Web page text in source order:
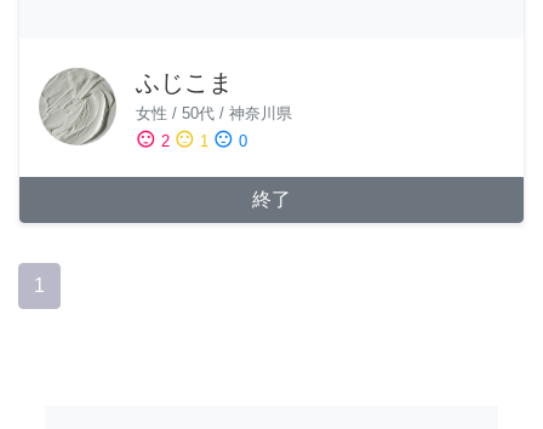
ふじこま
女性 / 50代 / 神奈川県
sentiment_satisfied 2 sentiment_neutral 1 sentiment_dissatisfied 0
終了
1